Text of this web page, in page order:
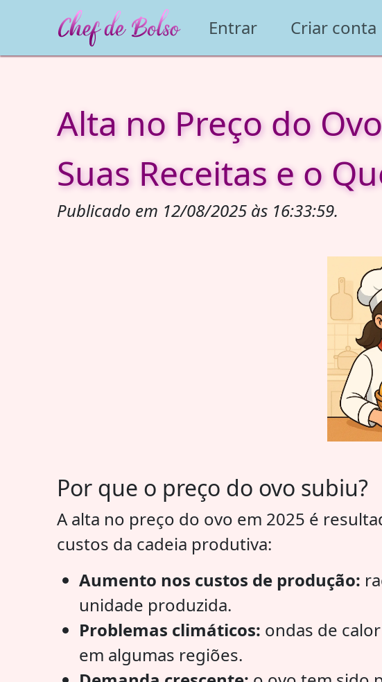
Entrar Criar conta
Alta no Preço do
Suas Receitas e o
Publicado em 12/08/2025 às 16:33:59.
Por que o preço do ovo subiu?
A alta no preço do ovo em 2025 é
custos da cadeia produtiva:
Aumento nos custos de produção:
unidade produzida.
Problemas climáticos: ondas de
em algumas regiões.